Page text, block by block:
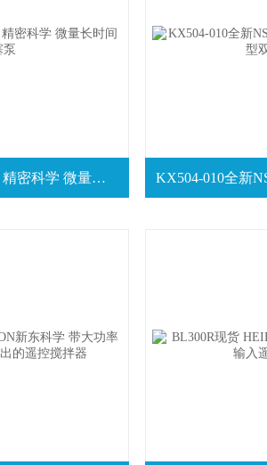
NRX04-01L现货 NS 精密科学 微量长时间柱塞泵